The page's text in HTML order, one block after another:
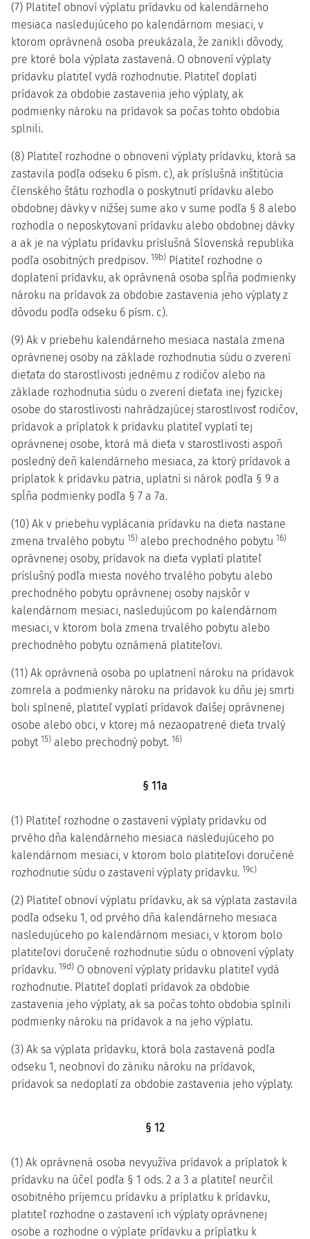
(7) Platiteľ obnoví výplatu prídavku od kalendárneho
mesiaca nasledujúceho po kalendárnom mesiaci, v
ktorom oprávnená osoba preukázala, že zanikli dôvody,
pre ktoré bola výplata zastavená. O obnovení výplaty
prídavku platiteľ vydá rozhodnutie. Platiteľ doplatí
prídavok za obdobie zastavenia jeho výplaty, ak
podmienky nároku na prídavok sa počas tohto obdobia
splnili.
(8) Platiteľ rozhodne o obnovení výplaty prídavku, ktorá sa
zastavila podľa odseku 6 písm. c), ak príslušná inštitúcia
členského štátu rozhodla o poskytnutí prídavku alebo
obdobnej dávky v nižšej sume ako v sume podľa § 8 alebo
rozhodla o neposkytovaní prídavku alebo obdobnej dávky
a ak je na výplatu prídavku príslušná Slovenská republika
podľa osobitných predpisov. 19b) Platiteľ rozhodne o
doplatení prídavku, ak oprávnená osoba spĺňa podmienky
nároku na prídavok za obdobie zastavenia jeho výplaty z
dôvodu podľa odseku 6 písm. c).
(9) Ak v priebehu kalendárneho mesiaca nastala zmena
oprávnenej osoby na základe rozhodnutia súdu o zverení
dieťaťa do starostlivosti jednému z rodičov alebo na
základe rozhodnutia súdu o zverení dieťaťa inej fyzickej
osobe do starostlivosti nahrádzajúcej starostlivosť rodičov,
prídavok a príplatok k prídavku platiteľ vyplatí tej
oprávnenej osobe, ktorá má dieťa v starostlivosti aspoň
posledný deň kalendárneho mesiaca, za ktorý prídavok a
príplatok k prídavku patria, uplatní si nárok podľa § 9 a
spĺňa podmienky podľa § 7 a 7a.
(10) Ak v priebehu vyplácania prídavku na dieťa nastane
zmena trvalého pobytu 15) alebo prechodného pobytu 16)
oprávnenej osoby, prídavok na dieťa vyplatí platiteľ
príslušný podľa miesta nového trvalého pobytu alebo
prechodného pobytu oprávnenej osoby najskôr v
kalendárnom mesiaci, nasledujúcom po kalendárnom
mesiaci, v ktorom bola zmena trvalého pobytu alebo
prechodného pobytu oznámená platiteľovi.
(11) Ak oprávnená osoba po uplatnení nároku na prídavok
zomrela a podmienky nároku na prídavok ku dňu jej smrti
boli splnené, platiteľ vyplatí prídavok ďalšej oprávnenej
osobe alebo obci, v ktorej má nezaopatrené dieťa trvalý
pobyt 15) alebo prechodný pobyt. 16)
§ 11a
(1) Platiteľ rozhodne o zastavení výplaty prídavku od
prvého dňa kalendárneho mesiaca nasledujúceho po
kalendárnom mesiaci, v ktorom bolo platiteľovi doručené
rozhodnutie súdu o zastavení výplaty prídavku. 19c)
(2) Platiteľ obnoví výplatu prídavku, ak sa výplata zastavila
podľa odseku 1, od prvého dňa kalendárneho mesiaca
nasledujúceho po kalendárnom mesiaci, v ktorom bolo
platiteľovi doručené rozhodnutie súdu o obnovení výplaty
prídavku. 19d) O obnovení výplaty prídavku platiteľ vydá
rozhodnutie. Platiteľ doplatí prídavok za obdobie
zastavenia jeho výplaty, ak sa počas tohto obdobia splnili
podmienky nároku na prídavok a na jeho výplatu.
(3) Ak sa výplata prídavku, ktorá bola zastavená podľa
odseku 1, neobnoví do zániku nároku na prídavok,
prídavok sa nedoplatí za obdobie zastavenia jeho výplaty.
§ 12
(1) Ak oprávnená osoba nevyužíva prídavok a príplatok k
prídavku na účel podľa § 1 ods. 2 a 3 a platiteľ neurčil
osobitného príjemcu prídavku a príplatku k prídavku,
platiteľ rozhodne o zastavení ich výplaty oprávnenej
osobe a rozhodne o výplate prídavku a príplatku k